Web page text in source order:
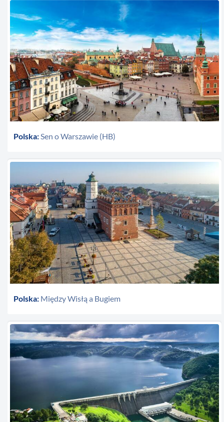
Polska:Sen o Warszawie (HB)
Polska: Między Wisłą a Bugiem